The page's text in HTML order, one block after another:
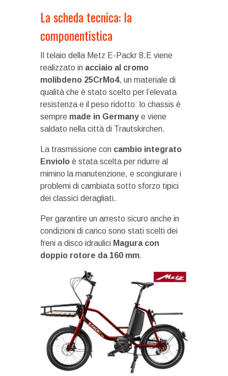
La scheda tecnica: la
componentistica
Il telaio della Metz E-Packr 8.E viene
realizzato in acciaio al cromo
molibdeno 25CrMo4, un materiale di
qualità che è stato scelto per l’elevata
resistenza e il peso ridotto: lo chassis è
sempre made in Germany e viene
saldato nella città di Trautskirchen.
La trasmissione con cambio integrato
Enviolo è stata scelta per ridurre al
mimino la manutenzione, e scongiurare i
problemi di cambiata sotto sforzo tipici
dei classici deragliati.
Per garantire un arresto sicuro anche in
condizioni di carico sono stati scelti dei
freni a disco idraulici Magura con
doppio rotore da 160 mm.